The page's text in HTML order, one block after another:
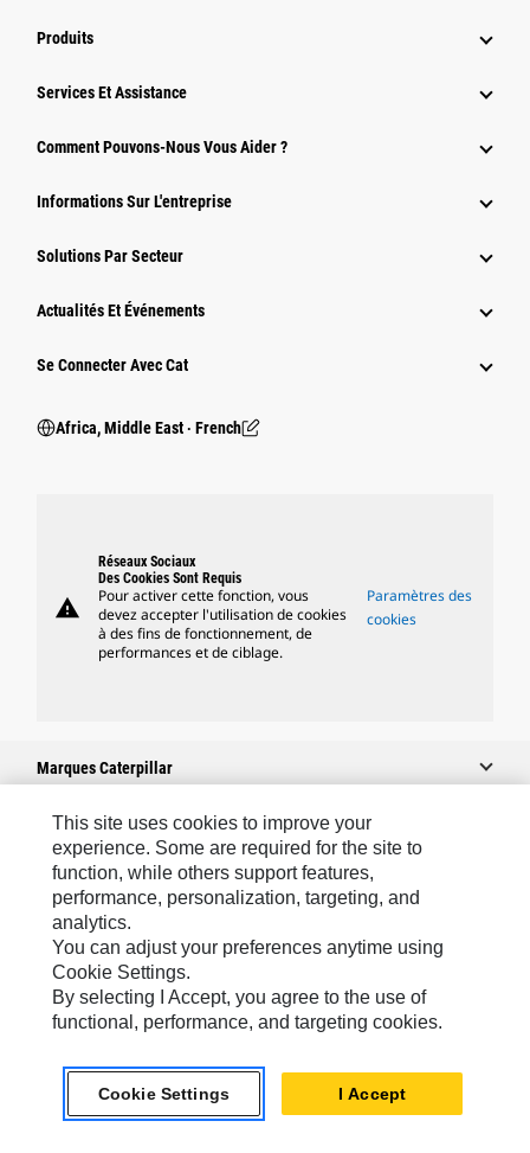
Produits
Services Et Assistance
Comment Pouvons-Nous Vous Aider ?
Informations Sur L'entreprise
Solutions Par Secteur
Actualités Et Événements
Se Connecter Avec Cat
Africa, Middle East ‧ French
warning
Réseaux Sociaux
Des Cookies Sont Requis
Pour activer cette fonction, vous
devez accepter l'utilisation de cookies
à des fins de fonctionnement, de
performances et de ciblage.
Paramètres des
cookies
Marques Caterpillar
Caterpillar.com
Contacter Caterpillar
Mes Préférences Marketing
Plan Du Site
Cookie Settings
Confidentialité
This site uses cookies to improve your
experience. Some are required for the site to
function, while others support features,
performance, personalization, targeting, and
analytics.
You can adjust your preferences anytime using
Cookie Settings.
By selecting I Accept, you agree to the use of
functional, performance, and targeting cookies.
Cookie Settings I Accept